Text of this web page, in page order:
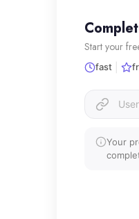
Start your
fast
Your